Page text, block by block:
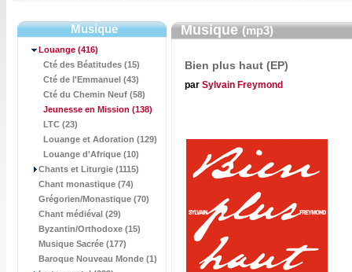
Musique
Louange (416)
Cté des Béatitudes (15)
Cté de l'Emmanuel (43)
Cté du Chemin Neuf (58)
Jeunesse en Mission (138)
LTC (23)
Louange et Adoration (129)
Louange d'Afrique (10)
Chants et Liturgie (1115)
Chant monastique (74)
Grégorien/Monastique (70)
Chant médiéval (29)
Byzantin/Orthodoxe (15)
Musique Sacrée (177)
Baroque Nouveau Monde (1)
Musique(mp3)
Bien plus haut (EP)
par Sylvain Freymond